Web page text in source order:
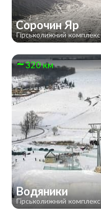
Сорочин Яр
Гірськолижний комплекс
320 км
Водяники
Гірськолижний комплекс